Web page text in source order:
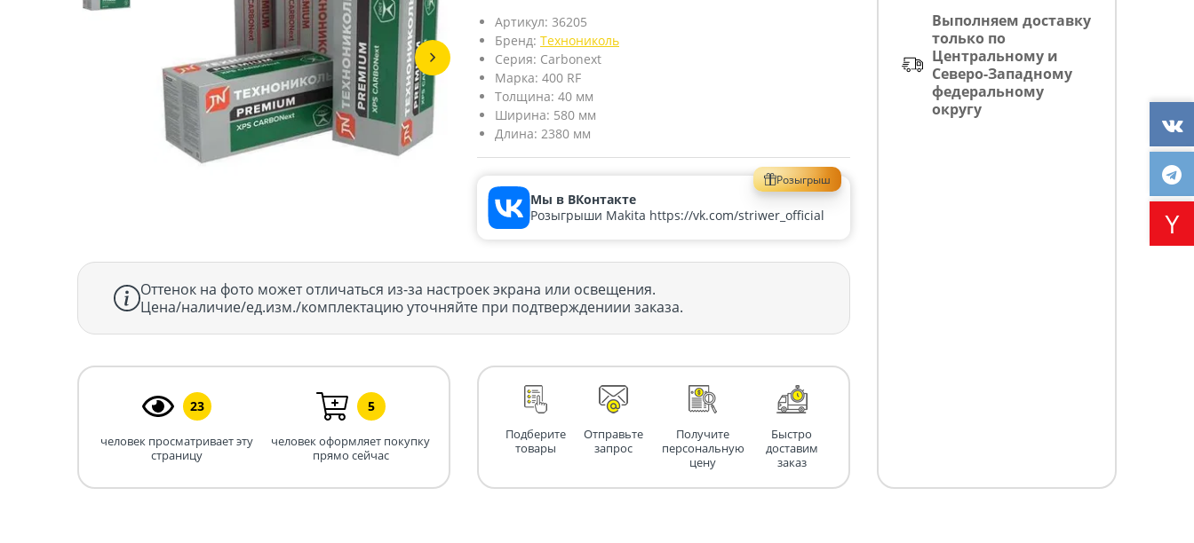
Артикул: 36205
Бренд: Технониколь
Серия: Carbonext
Марка: 400 RF
Толщина: 40 мм
Ширина: 580 мм
Длина: 2380 мм
Розыгрыш
Мы в ВКонтакте
Розыгрыши Makita https://vk.com/striwer_official
Оттенок на фото может отличаться из-за настроек экрана или освещения.
Цена/наличие/ед.изм./комплектацию уточняйте при подтверждениии заказа.
23
человек просматривает эту
страницу
5
человек оформляет покупку
прямо сейчас
Подберите
товары
Отправьте
запрос
Получите
персональную
цену
Быстро
доставим
заказ
Выполняем доставку
только по
Центральному и
Северо-Западному
федеральному
округу